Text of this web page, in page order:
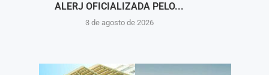
ALERJ OFICIALIZADA PELO...
3 de agosto de 2026